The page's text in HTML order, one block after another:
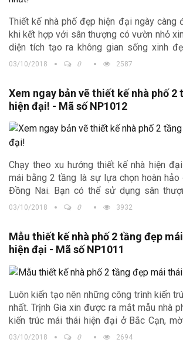
Thiết kế nhà phố đẹp hiện đại ngày càng
khi kết hợp với sân thượng có vườn nhỏ
diện tích tạo ra không gian sống xinh
xem ngay mẫu nhà phố 2 tầng đẹp ở
03/10/2018 0 2587
Xem ngay bản vẽ thiết kế nhà phố 2
hiện đại! - Mã số NP1012
Chạy theo xu hướng thiết kế nhà hiện
mái bằng 2 tầng là sự lựa chọn hoàn
Đồng Nai. Bạn có thể sử dụng sân
nhỏ!
03/10/2018 0 3932
Mẫu thiết kế nhà phố 2 tầng đẹp
hiện đại - Mã số NP1011
Luôn kiến tạo nên những công trình kiến
nhất. Trịnh Gia xin được ra mắt mẫu nhà
kiến trúc mái thái hiện đại ở Bắc Cạn, mời
cùng đón xem!
03/10/2018 0 2694